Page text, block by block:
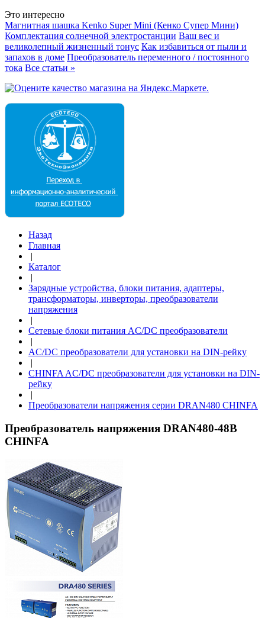
Это интересно
Магнитная шашка Kenko Super Mini (Кенко Супер Мини)
Комплектация солнечной электростанции Ваш вес и
великолепный жизненный тонус Как избавиться от пыли и
запахов в доме Преобразователь переменного / постоянного
тока Все статьи »
Назад
Главная
|
Каталог
|
Зарядные устройства, блоки питания, адаптеры,
трансформаторы, инверторы, преобразователи
напряжения
|
Сетевые блоки питания AC/DC преобразователи
|
AC/DC преобразователи для установки на DIN-рейку
|
CHINFA AC/DC преобразователи для установки на DIN-
рейку
|
Преобразователи напряжения серии DRAN480 CHINFA
Преобразователь напряжения DRAN480-48B
CHINFA